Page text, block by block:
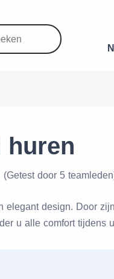
huren
(Getest door 5
elegant design. Door zijn
u alle comfort tijdens